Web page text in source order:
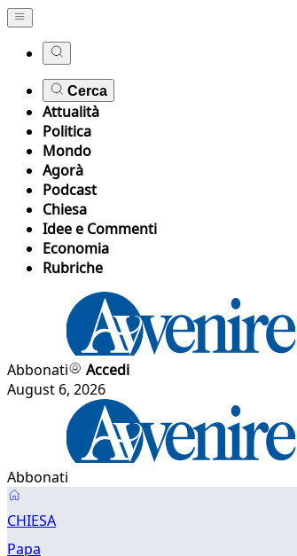
Cerca
Attualità
Politica
Mondo
Agorà
Podcast
Chiesa
Idee e Commenti
Economia
Rubriche
Abbonati
Accedi
August 6, 2026
Abbonati
CHIESA
Papa